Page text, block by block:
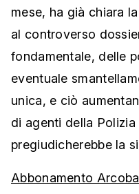
mese, ha già chiara
al controverso
fondamentale, delle
eventuale
unica, e ciò
di agenti della
pregiudicherebbe la
Abbonamento